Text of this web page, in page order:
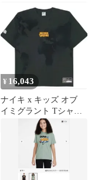
ソックス L
¥ 16,043
ナイキ x キッズ オブ
イミグラント Tシャツ
アンスラサイト